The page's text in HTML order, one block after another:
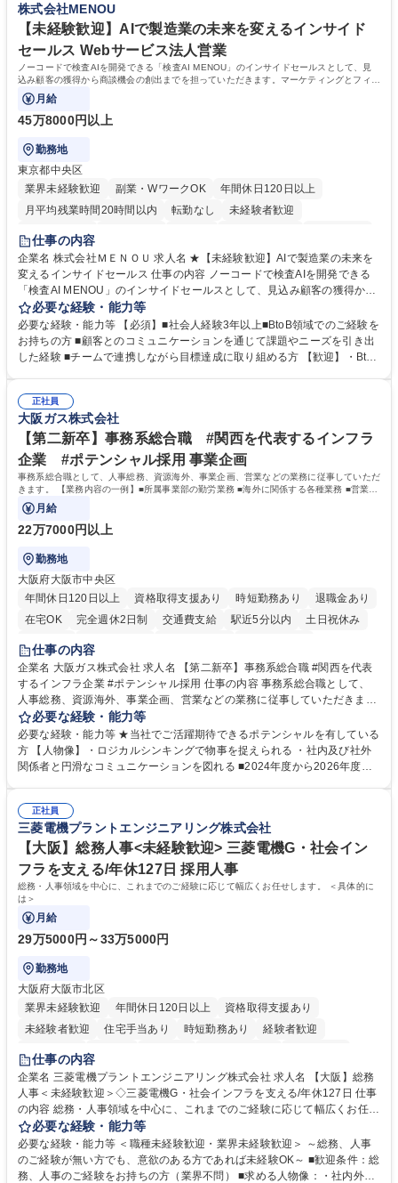
務・人事】未経験歓迎/日立グループ/組織運営を支えるゼネラリストを目
指す
■衛生管理者の資格をお持ちの方 学歴・資格 学歴：大学院 大学 高専 短大
専修学校 高校 語学力： 資格：
株式会社MENOU
【未経験歓迎】AIで製造業の未来を変えるインサイド
セールス Webサービス法人営業
ノーコードで検査AIを開発できる「検査AI MENOU」のインサイドセールスとして、見
込み顧客の獲得から商談機会の創出までを担っていただきます。マーケティングとフィー
ルドセールスをつなぐ役割として、
月給
45万8000円以上
勤務地
東京都中央区
業界未経験歓迎
副業・WワークOK
年間休日120日以上
月平均残業時間20時間以内
転勤なし
未経験者歓迎
時短勤務あり
駅近5分以内
土日祝休み 服装自由
仕事の内容
企業名 株式会社ＭＥＮＯＵ 求人名 ★【未経験歓迎】AIで製造業の未来を
変えるインサイドセールス 仕事の内容 ノーコードで検査AIを開発できる
「検査AI MENOU」のインサイドセールスとして、見込み顧客の獲得から
商談機会の創出までを担っていただきます。マーケティングとフィールド
セールスをつなぐ役割として、 適切なタイミングで顧客とコミュニケーシ
ョンを取りながら、受注につながる商談機会の最大化を目指します。 【具
体的な仕事内容】 リードへの電話・メールによるアプローチ/リードナー
実行/フィールドセールスへの案件連携 募集職種 ★【未経験歓迎】AIで製
造業の未来を変えるインサイドセールス
必要な経験・能力等
必要な経験・能力等 【必須】■社会人経験3年以上■BtoB領域でのご経験を
お持ちの方 ■顧客とのコミュニケーションを通じて課題やニーズを引き出
した経験 ■チームで連携しながら目標達成に取り組める方 【歓迎】・BtoB
企画・実行経験 ・CRM・リードナーチャリングに関する知見 ・データを
もとに営業プロセスを改善した経験 学歴・資格 学歴：大学院 大学 高専 短
大 専修学校 高校 語学力： 資格：
正社員
大阪ガス株式会社
【第二新卒】事務系総合職 #関西を代表するインフラ
企業 #ポテンシャル採用 事業企画
事務系総合職として、人事総務、資源海外、事業企画、営業などの業務に従事していただ
きます。 【業務内容の一例】■所属事業部の勤労業務 ■海外に関係する各種業務 ■営業部
門の企画スタッフ、ルート営業
月給
22万7000円以上
勤務地
大阪府大阪市中央区
年間休日120日以上
資格取得支援あり 時短勤務あり
退職金あり
在宅OK
完全週休2日制 交通費支給 駅近5分以内
土日祝休み
服装自由
第二新卒歓迎
仕事の内容
企業名 大阪ガス株式会社 求人名 【第二新卒】事務系総合職 #関西を代表
するインフラ企業 #ポテンシャル採用 仕事の内容 事務系総合職として、
人事総務、資源海外、事業企画、営業などの業務に従事していただきま
す。 【業務内容の一例】■所属事業部の勤労業務 ■海外に関係する各種業
務 ■営業部門の企画スタッフ、ルート営業 【キャリアパス】入社後の配属
ポジションで一定期間ご活躍頂いた後、本人の適性及び将来のキャリアを
鑑みてジョブローテーションを行います。 【育成】OJTでの現場育成や研
表するインフラ企業 #ポテンシャル採用
必要な経験・能力等
必要な経験・能力等 ★当社でご活躍期待できるポテンシャルを有している
方 【人物像】・ロジカルシンキングで物事を捉えられる ・社内及び社外
関係者と円滑なコミュニケーションを図れる ■2024年度から2026年度ま
72.html ■エネルギーセキュリティの不安定化や気候変動による自然災害の
甚大化など、これまで以上に社会課題解決の重要性が高まっています。
「未来の日常」の創造に向けて持続可能な社会の実現に貢献してまいりま
す。 学歴・資格 学歴：大学院 大学 語学力： 資格：
正社員
三菱電機プラントエンジニアリング株式会社
【大阪】総務人事<未経験歓迎> 三菱電機G・社会イン
フラを支える/年休127日 採用人事
総務・人事領域を中心に、これまでのご経験に応じて幅広くお任せします。 ＜具体的に
は＞
月給
29万5000円～33万5000円
勤務地
大阪府大阪市北区
業界未経験歓迎
年間休日120日以上
資格取得支援あり
未経験者歓迎
住宅手当あり 時短勤務あり
経験者歓迎
退職金あり
駅近5分以内
土日祝休み 服装自由 寮・社宅あり 食事補助あり
仕事の内容
企業名 三菱電機プラントエンジニアリング株式会社 求人名 【大阪】総務
人事＜未経験歓迎＞◇三菱電機G・社会インフラを支える/年休127日 仕事
の内容 総務・人事領域を中心に、これまでのご経験に応じて幅広くお任せ
します。 ＜具体的には＞ ・総務/人事労務（給与・社保・勤怠管理など）
・採用・教育研修 ・福利厚生運用 など ※基本的には事務所勤務ですが、
採用や教育等の業務内容により、関西圏以外への日帰り・宿泊を伴う国内
出張もございます。 ※担当業務を持ちつつ、お互いに助け合いながら、総
必要な経験・能力等
必要な経験・能力等 ＜職種未経験歓迎・業界未経験歓迎＞ ～総務、人事
のご経験が無い方でも、意欲のある方であれば未経験OK～ ■歓迎条件：総
務、人事のご経験をお持ちの方（業界不問） ■求める人物像：・社内外の